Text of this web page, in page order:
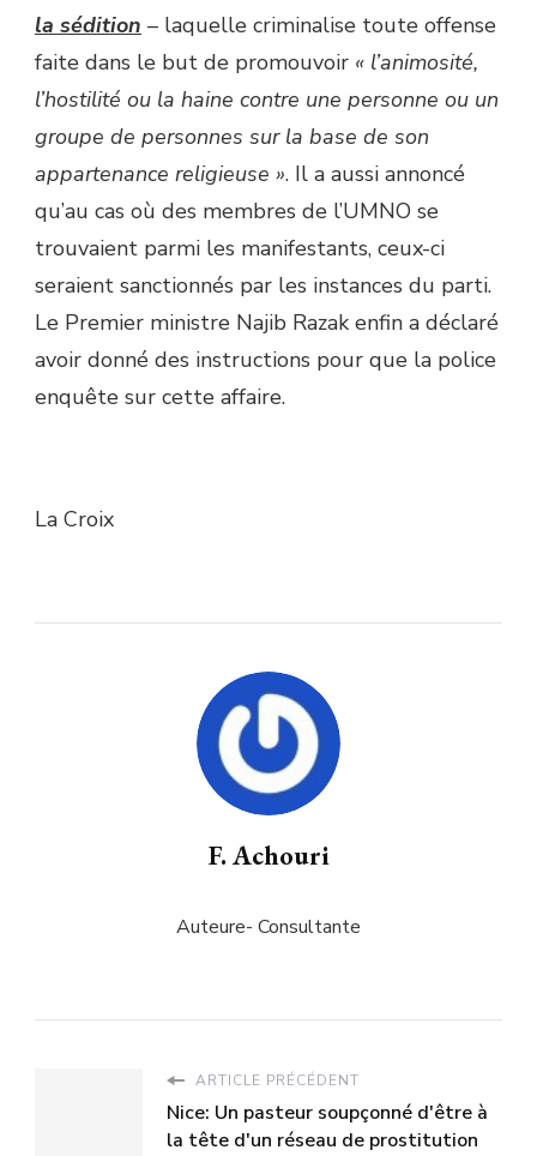
la sédition – laquelle criminalise toute offense
faite dans le but de promouvoir « l’animosité,
l’hostilité ou la haine contre une personne ou un
groupe de personnes sur la base de son
appartenance religieuse ». Il a aussi annoncé
qu’au cas où des membres de l’UMNO se
trouvaient parmi les manifestants, ceux-ci
seraient sanctionnés par les instances du parti.
Le Premier ministre Najib Razak enfin a déclaré
avoir donné des instructions pour que la police
enquête sur cette affaire.
La Croix
F. Achouri
Auteure- Consultante
ARTICLE PRÉCÉDENT
Nice: Un pasteur soupçonné d'être à
la tête d'un réseau de prostitution